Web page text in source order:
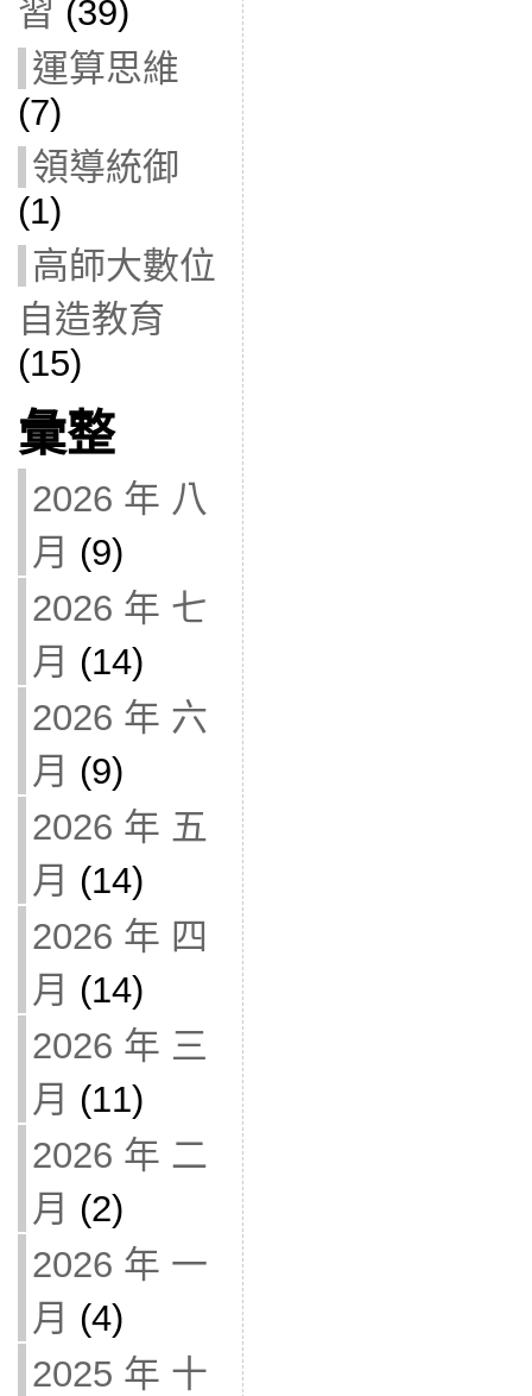
習 (39)
運算思維
(7)
領導統御
(1)
高師大數位
自造教育
(15)
彙整
2026 年 八
月 (9)
2026 年 七
月 (14)
2026 年 六
月 (9)
2026 年 五
月 (14)
2026 年 四
月 (14)
2026 年 三
月 (11)
2026 年 二
月 (2)
2026 年 一
月 (4)
2025 年 十